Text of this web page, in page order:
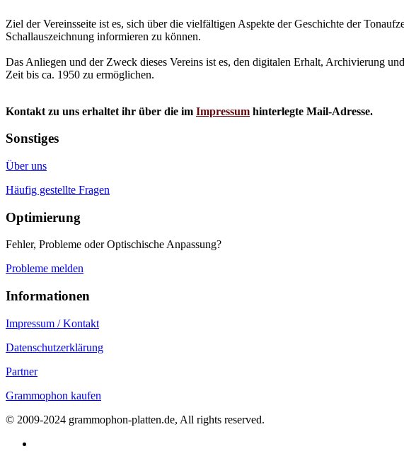
Ziel der Vereinsseite ist es, sich über die vielfältigen Aspekte der Geschichte der
Schallauszeichnung informieren zu können.
Das Anliegen und der Zweck dieses Vereins ist es, den digitalen Erhalt, Archivierung
Zeit bis ca. 1950 zu ermöglichen.
Kontakt zu uns erhaltet ihr über die im Impressum hinterlegte Mail-Adresse.
Sonstiges
Über uns
Häufig gestellte Fragen
Optimierung
Fehler, Probleme oder Optischische Anpassung?
Probleme melden
Informationen
Impressum / Kontakt
Datenschutzerklärung
Partner
Grammophon kaufen
© 2009-2024 grammophon-platten.de, All rights reserved.